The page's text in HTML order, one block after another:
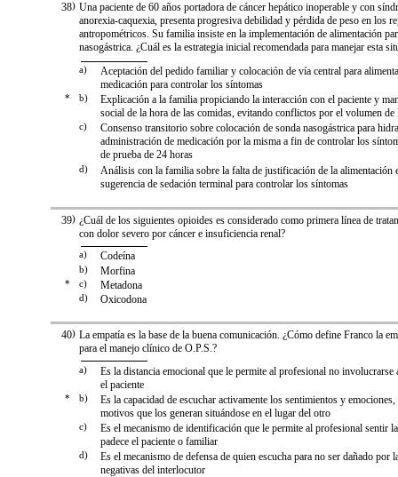
)
38 Una paciente de 60 años portadora de cáncer hepático inoperable y con
anorexia-caquexia, presenta progresiva debilidad y pérdida de peso en los
antropométricos. Su familia insiste en la implementación de alimentación
nasogástrica. ¿Cuál es la estrategia inicial recomendada para manejar esta
a)
Aceptación del pedido familiar y colocación de vía central para
medicación para controlar los síntomas
* b)
Explicación a la familia propiciando la interacción con el paciente y
social de la hora de las comidas, evitando conflictos por el volumen de
c)
Consenso transitorio sobre colocación de sonda nasogástrica para
administración de medicación por la misma a fin de controlar los
de prueba de 24 horas
d)
Análisis con la familia sobre la falta de justificación de la alimentación
sugerencia de sedación terminal para controlar los síntomas
)
39 ¿Cuál de los siguientes opioides es considerado como primera línea de
con dolor severo por cáncer e insuficiencia renal?
a) Codeína
b) Morfina
* c) Metadona
d) Oxicodona
)
40 La empatía es la base de la buena comunicación. ¿Cómo define Franco la
para el manejo clínico de O.P.S.?
a)
Es la distancia emocional que le permite al profesional no involucrarse
el paciente
* b)
Es la capacidad de escuchar activamente los sentimientos y
motivos que los generan situándose en el lugar del otro
c)
Es el mecanismo de identificación que le permite al profesional sentir
padece el paciente o familiar
d)
Es el mecanismo de defensa de quien escucha para no ser dañado por
negativas del interlocutor